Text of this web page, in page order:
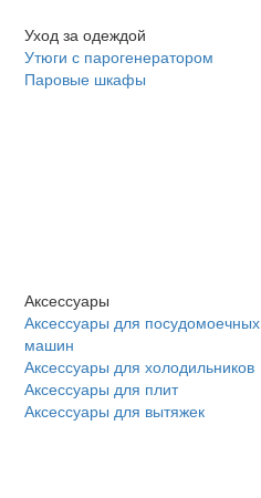
Уход за одеждой
Утюги с парогенератором
Паровые шкафы
Аксессуары
Аксессуары для посудомоечных
машин
Аксессуары для холодильников
Аксессуары для плит
Аксессуары для вытяжек